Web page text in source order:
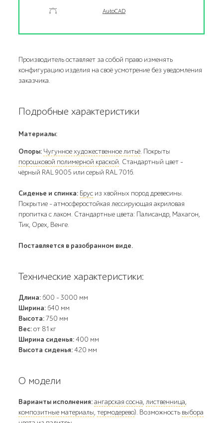
AutoCAD
Производитель оставляет за собой право изменять
конфигурацию изделия на своё усмотрение без уведомления
заказчика.
Подробные характеристики
Материалы:
Опоры: Чугунное художественное литьё. Покрыты
порошковой полимерной краской. Стандартный цвет –
чёрный RAL 9005 или серый RAL 7016.
Сиденье и спинка: Брус из хвойных пород древесины.
Покрытие - атмосферостойкая лессирующая акриловая
пропитка с лаком. Стандартные цвета: Палисандр, Махагон,
Тик, Орех, Венге.
Поставляется в разобранном виде.
Технические характеристики:
Длина: 600 - 3000 мм
Ширина: 640 мм
Высота:750 мм
Вес:от 81 кг
Ширина сиденья:400 мм
Высота сиденья:420 мм
О модели
Варианты исполнения:ангарская сосна,лиственница,
композитные материалы,термодерево). Возможность выбора